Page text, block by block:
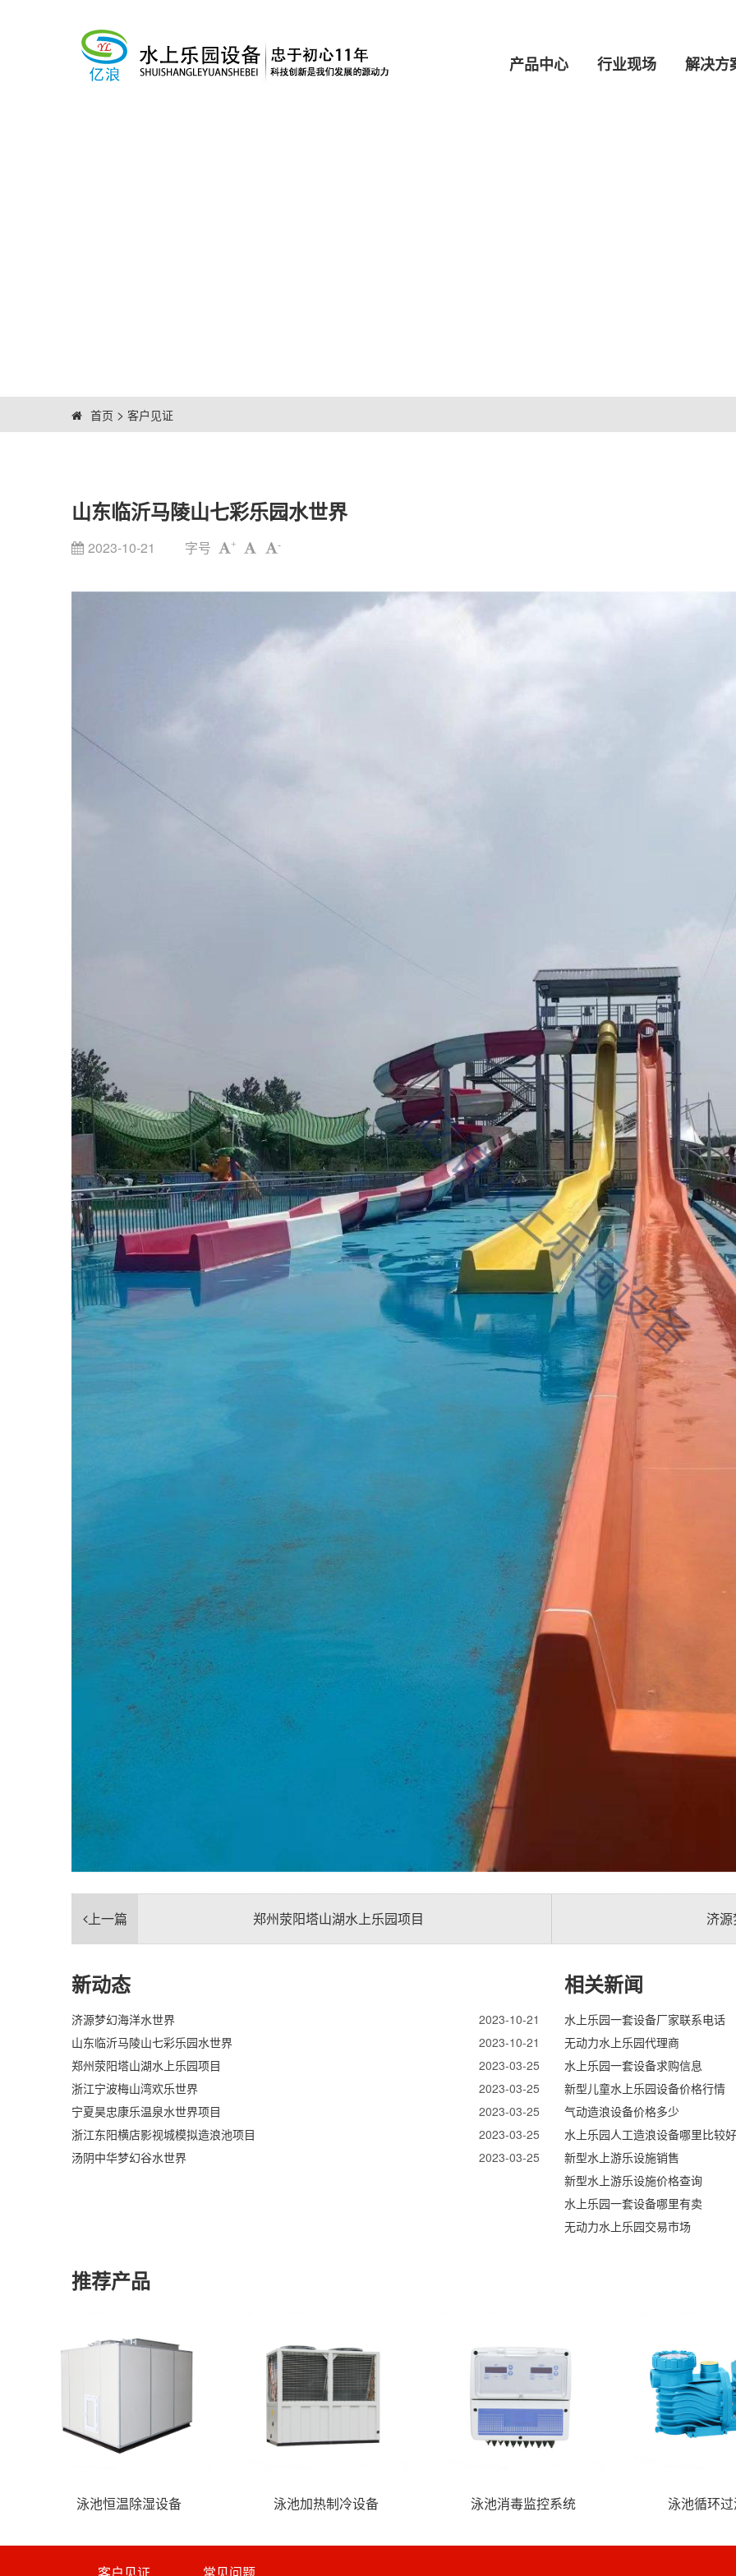
产品中心 行业现场 解决方
首页 > 客户见证
山东临沂马陵山七彩乐园水世界
2023-10-21 字号 + -
上一篇 郑州荥阳塔山湖水上乐园项目 济
新动态
2023-10-21
济源梦幻海洋水世界
2023-10-21
山东临沂马陵山七彩乐园水世界
2023-03-25
郑州荥阳塔山湖水上乐园项目
2023-03-25
浙江宁波梅山湾欢乐世界
2023-03-25
宁夏昊忠康乐温泉水世界项目
2023-03-25
浙江东阳横店影视城模拟造浪池项目
2023-03-25
汤阴中华梦幻谷水世界
相关新闻
水上乐园一套设备厂家联系电话
无动力水上乐园代理商
水上乐园一套设备求购信息
新型儿童水上乐园设备价格行情
气动造浪设备价格多少
水上乐园人工造浪设备哪里比较好
新型水上游乐设施销售
新型水上游乐设施价格查询
水上乐园一套设备哪里有卖
无动力水上乐园交易市场
推荐产品
泳池清洁配套 泳池恒温除湿设备 泳池加热制冷设备 泳池
客户见证 常见问题